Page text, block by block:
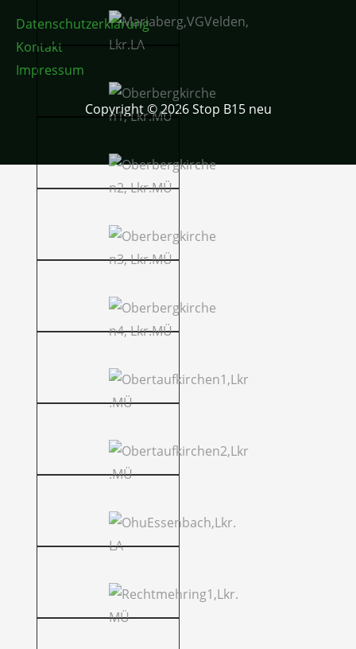
Datenschutzerklärung
Kontakt
Impressum
Copyright © 2026 Stop B15 neu